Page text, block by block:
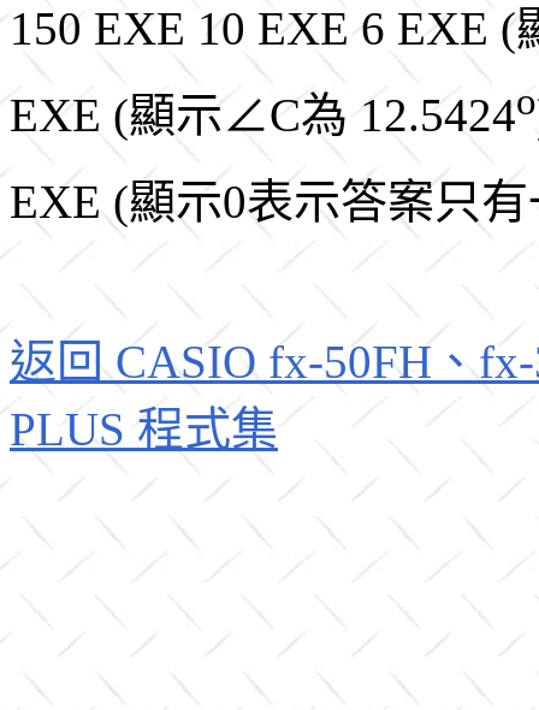
150 EXE 10 EXE 6 EXE
EXE (顯示∠C為 12.5424o
EXE (顯示0表示答案只
返回 CASIO fx-50FH、
PLUS 程式集